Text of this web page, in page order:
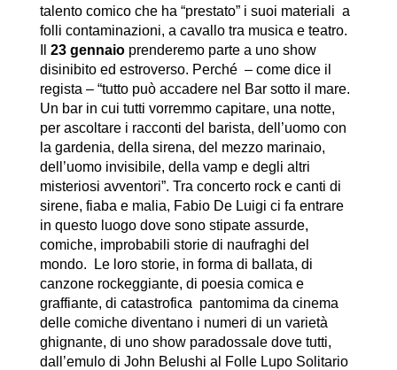
talento comico che ha “prestato” i suoi materiali a
folli contaminazioni, a cavallo tra musica e teatro.
23 gennaioprenderemo parte a uno show
disinibito ed estroverso. Perché – come dice il
regista – “tutto può accadere nel Bar sotto il mare.
Un bar in cui tutti vorremmo capitare, una notte,
per ascoltare i racconti del barista, dell’uomo con
la gardenia, della sirena, del mezzo marinaio,
dell’uomo invisibile, della vamp e degli altri
misteriosi avventori”. Tra concerto rock e canti di
sirene, fiaba e malia, Fabio De Luigi ci fa entrare
in questo luogo dove sono stipate assurde,
comiche, improbabili storie di naufraghi del
mondo. Le loro storie, in forma di ballata, di
canzone rockeggiante, di poesia comica e
graffiante, di catastrofica pantomima da cinema
delle comiche diventano i numeri di un varietà
ghignante, di uno show paradossale dove tutti,
dall’emulo di John Belushi al Folle Lupo Solitario